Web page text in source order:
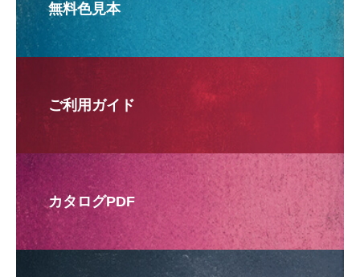
無料色見本
ご利用ガイド
カタログPDF